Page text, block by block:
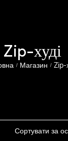
Zip-худі
/ Магазин / Zip-
Сортувати за